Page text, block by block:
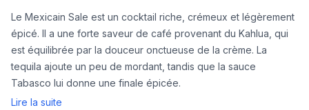
Le Mexicain Sale est un cocktail riche, crémeux et légèrement
épicé. Il a une forte saveur de café provenant du Kahlua, qui
est équilibrée par la douceur onctueuse de la crème. La
tequila ajoute un peu de mordant, tandis que la sauce
Tabasco lui donne une finale épicée.
Lire la suite